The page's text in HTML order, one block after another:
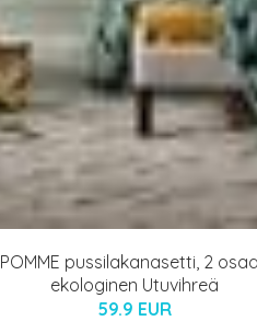
POMME pussilakanasetti, 2
ekologinen Utuvihreä
59.9 EUR